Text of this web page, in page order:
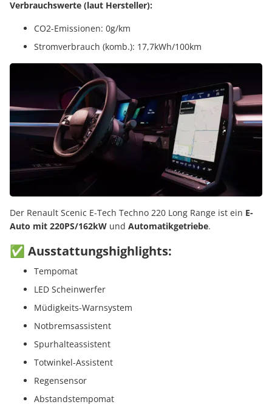
Verbrauchswerte (laut Hersteller):
CO2-Emissionen: 0g/km
Stromverbrauch (komb.): 17,7kWh/100km
Der Renault Scenic E-Tech Techno 220 Long Range ist ein E-
Auto mit 220PS/162kW und Automatikgetriebe.
✅ Ausstattungshighlights:
Tempomat
LED Scheinwerfer
Müdigkeits-Warnsystem
Notbremsassistent
Spurhalteassistent
Totwinkel-Assistent
Regensensor
Abstandstempomat